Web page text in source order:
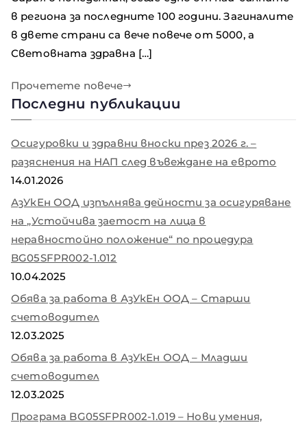
в региона за последните 100 години. Загиналите
в двете страни са вече повече от 5000, а
Световната здравна […]
Прочетете повече
Последни публикации
Осигуровки и здравни вноски през 2026 г. –
разяснения на НАП след въвеждане на еврото
14.01.2026
АзУкЕн ООД изпълнява дейности за осигуряване
на „Устойчива заетост на лица в
неравностойно положение“ по процедура
BG05SFPR002-1.012
10.04.2025
Обява за работа в АзУкЕн ООД – Старши
счетоводител
12.03.2025
Обява за работа в АзУкЕн ООД – Младши
счетоводител
12.03.2025
Програма BG05SFPR002-1.019 – Нови умения,